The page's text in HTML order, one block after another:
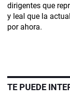
dirigentes que
y leal que la
por ahora.
TE PUEDE